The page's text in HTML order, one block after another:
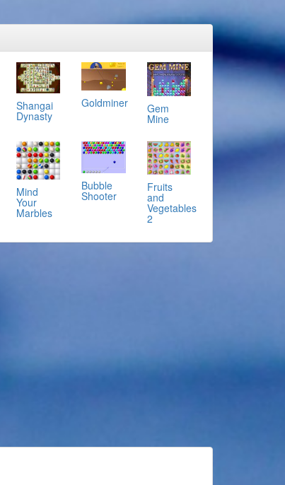
Shangai
Dynasty
Goldminer Gem
Mine
Mind
Your
Marbles
Bubble
Shooter
Fruits
and
Vegetables
2